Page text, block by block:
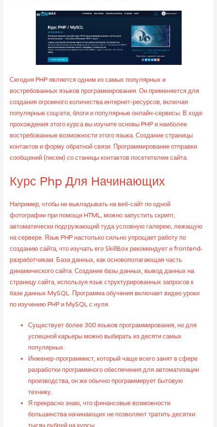
Сегодня PHP является одним из самых популярных и
востребованных языков программирования. Он применяется для
создания огромного количества интернет-ресурсов, включая
популярные соцсети, блоги и популярные онлайн-сервисы. В ходе
прохождения этого курса вы изучите основы PHP и наиболее
востребованные возможности этого языка. Создание страницы
контактов и форму обратной связи. Программирование отправки
сообщений (писем) со станицы контактов посетителем сайта.
Курс Php Для Начинающих
Например, чтобы не выкладывать на веб-сайт по одной
фотографии при помощи HTML, можно запустить скрипт,
автоматически подгружающий туда условную галерею, лежащую
на сервере. Язык PHP настолько сильно упрощает работу по
созданию сайта, что изучать его SkillBox рекомендует и frontend-
разработчикам. База данных, как основополагающая часть
динамического сайта. Создание базы данных, вывод данных на
страницу сайта, используя язык структурированных запросов к
базе данных MySQL. Программа обучения включает видео уроки
по изучению PHP и MySQL с нуля.
Существует более 300 языков программирования, но для
успешной карьеры можно выбирать из десяти самых
популярных.
Инженер-программист, который чаще всего занят в сфере
разработки программного обеспечения для автоматизации
производства, он же обычно программирует бытовую
технику.
Я прекрасно знаю, что финансовые возможности
большинства начинающих не позволяют тратить десятки